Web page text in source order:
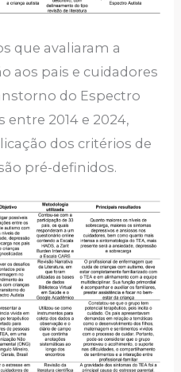
que avaliaram a
aos pais e cuidadores
do Espectro
2014 e 2024,
dos critérios de
pré-definidos.